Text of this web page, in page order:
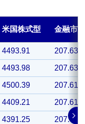
米国株式型 金融市
4493.91 207.63
4493.98 207.63
4500.39 207.61
4409.21 207.61
4391.25 207.61